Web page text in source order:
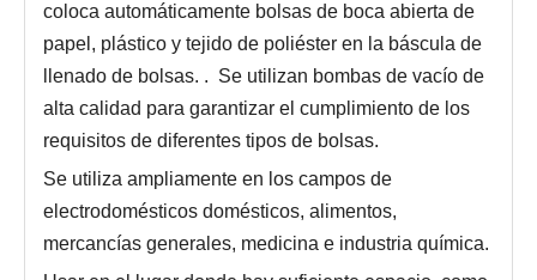
coloca automáticamente bolsas de boca abierta de
papel, plástico y tejido de poliéster en la báscula de
llenado de bolsas. . Se utilizan bombas de vacío de
alta calidad para garantizar el cumplimiento de los
requisitos de diferentes tipos de bolsas.
Se utiliza ampliamente en los campos de
electrodomésticos domésticos, alimentos,
mercancías generales, medicina e industria química.